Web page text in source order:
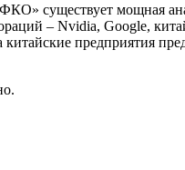
существует мощная
– Nvidia, Google,
предприятия